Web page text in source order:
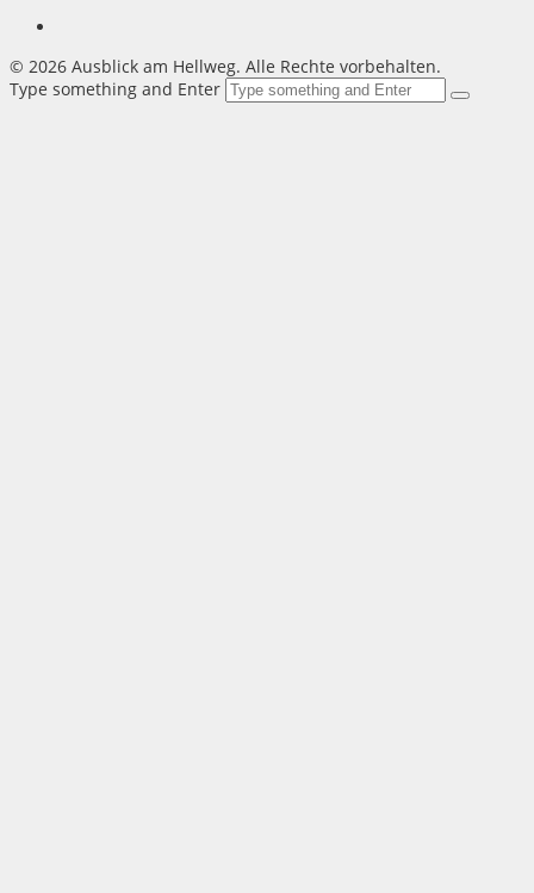
© 2026 Ausblick am Hellweg. Alle Rechte vorbehalten.
Type something and Enter